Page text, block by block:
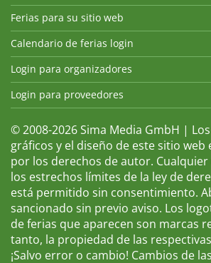
Ferias para su sitio web
Calendario de ferias login
Login para organizadores
Login para proveedores
© 2008-2026 Sima Media GmbH |
gráficos y el diseño de este sitio
por los derechos de autor. Cualquier
los estrechos límites de la ley de
está permitido sin consentimiento.
sancionado sin previo aviso. Los
de ferias que aparecen son marcas
tanto, la propiedad de las
¡Salvo error o cambio! Cambios de